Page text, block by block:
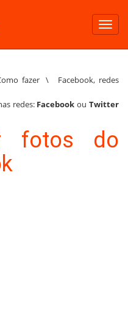
fazer \ Facebook, redes
redes: Facebook ouTwitter
fotos do